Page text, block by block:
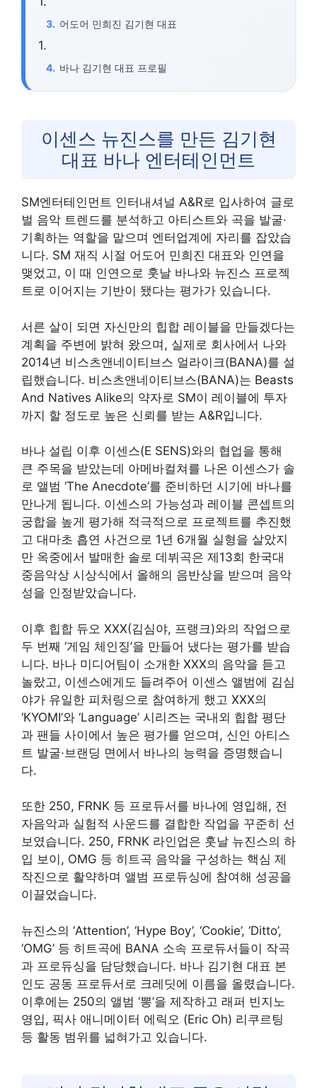
어도어 민희진 김기현 대표
바나 김기현 대표 프로필
이센스 뉴진스를 만든 김기현
대표 바나 엔터테인먼트
SM엔터테인먼트 인터내셔널 A&R로 입사하여 글로
벌 음악 트렌드를 분석하고 아티스트와 곡을 발굴·
기획하는 역할을 맡으며 엔터업계에 자리를 잡았습
니다. SM 재직 시절 어도어 민희진 대표와 인연을
맺었고, 이 때 인연으로 훗날 바나와 뉴진스 프로젝
트로 이어지는 기반이 됐다는 평가가 있습니다.
서른 살이 되면 자신만의 힙합 레이블을 만들겠다는
계획을 주변에 밝혀 왔으며, 실제로 회사에서 나와
2014년 비스츠앤네이티브스 얼라이크(BANA)를 설
립했습니다. 비스츠앤네이티브스(BANA)는 Beasts
And Natives Alike의 약자로 SM이 레이블에 투자
까지 할 정도로 높은 신뢰를 받는 A&R입니다.
바나 설립 이후 이센스(E SENS)와의 협업을 통해
큰 주목을 받았는데 아메바컬쳐를 나온 이센스가 솔
로 앨범 ‘The Anecdote’를 준비하던 시기에 바나를
만나게 됩니다. 이센스의 가능성과 레이블 콘셉트의
궁합을 높게 평가해 적극적으로 프로젝트를 추진했
고 대마초 흡연 사건으로 1년 6개월 실형을 살았지
만 옥중에서 발매한 솔로 데뷔곡은 제13회 한국대
중음악상 시상식에서 올해의 음반상을 받으며 음악
성을 인정받았습니다.​
이후 힙합 듀오 XXX(김심야, 프랭크)와의 작업으로
두 번째 ‘게임 체인징’을 만들어 냈다는 평가를 받습
니다. 바나 미디어팀이 소개한 XXX의 음악을 듣고
놀랐고, 이센스에게도 들려주어 이센스 앨범에 김심
야가 유일한 피처링으로 참여하게 했고 XXX의
‘KYOMI’와 ‘Language’ 시리즈는 국내외 힙합 평단
과 팬들 사이에서 높은 평가를 얻으며, 신인 아티스
트 발굴·브랜딩 면에서 바나의 능력을 증명했습니
다.
또한 250, FRNK 등 프로듀서를 바나에 영입해, 전
자음악과 실험적 사운드를 결합한 작업을 꾸준히 선
보였습니다. 250, FRNK 라인업은 훗날 뉴진스의 하
입 보이, OMG 등 히트곡 음악을 구성하는 핵심 제
작진으로 활약하며 앨범 프로듀싱에 참여해 성공을
이끌었습니다.
​뉴진스의 ‘Attention’, ‘Hype Boy’, ‘Cookie’, ‘Ditto’,
‘OMG’ 등 히트곡에 BANA 소속 프로듀서들이 작곡
과 프로듀싱을 담당했습니다. 바나 김기현 대표 본
인도 공동 프로듀서로 크레딧에 이름을 올렸습니다.
이후에는 250의 앨범 ‘뽕’을 제작하고 래퍼 빈지노
영입, 픽사 애니메이터 에릭오 (Eric Oh) 리쿠르팅
등 활동 범위를 넓혀가고 있습니다.